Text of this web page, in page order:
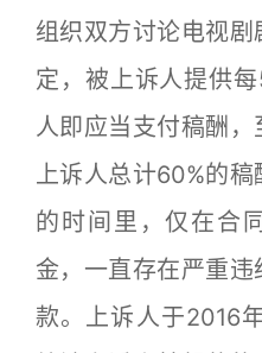
组织双方讨论电视
定，被上诉人提供
人即应当支付稿酬
上诉人总计60%的
的时间里，仅在合
金，一直存在严重
款。上诉人于2016